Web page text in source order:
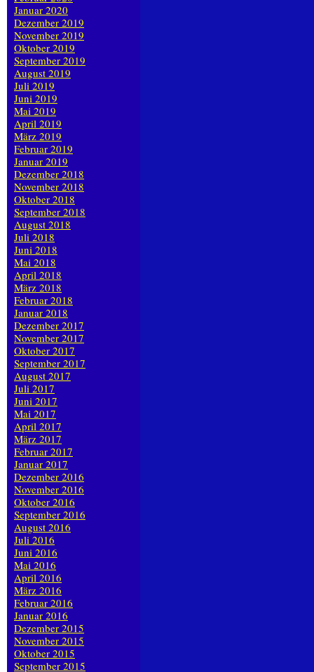
Januar 2020
Dezember 2019
November 2019
Oktober 2019
September 2019
August 2019
Juli 2019
Juni 2019
Mai 2019
April 2019
März 2019
Februar 2019
Januar 2019
Dezember 2018
November 2018
Oktober 2018
September 2018
August 2018
Juli 2018
Juni 2018
Mai 2018
April 2018
März 2018
Februar 2018
Januar 2018
Dezember 2017
November 2017
Oktober 2017
September 2017
August 2017
Juli 2017
Juni 2017
Mai 2017
April 2017
März 2017
Februar 2017
Januar 2017
Dezember 2016
November 2016
Oktober 2016
September 2016
August 2016
Juli 2016
Juni 2016
Mai 2016
April 2016
März 2016
Februar 2016
Januar 2016
Dezember 2015
November 2015
Oktober 2015
September 2015